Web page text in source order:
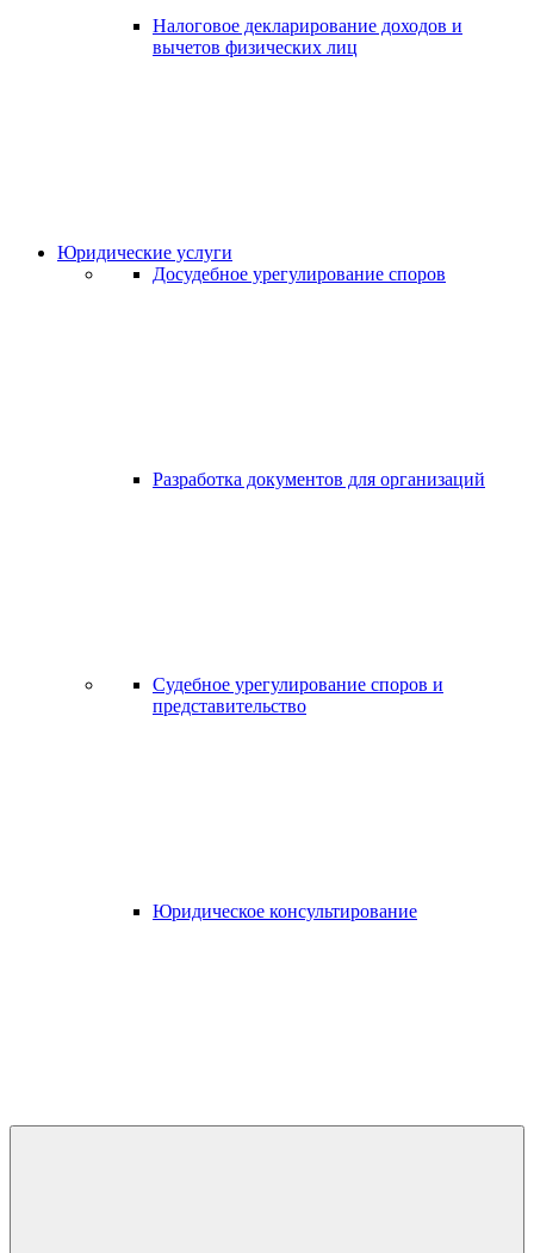
Налоговое декларирование доходов и
вычетов физических лиц
Юридические услуги
Досудебное урегулирование споров
Разработка документов для организаций
Судебное урегулирование споров и
представительство
Юридическое консультирование